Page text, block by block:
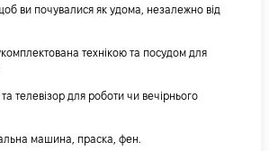
ви почувалися як удома, незалежно від
технікою та посудом для
телевізор для роботи чи вечірнього
машина, праска, фен.